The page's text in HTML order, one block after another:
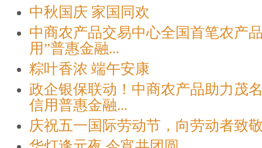
中秋国庆 家国同欢
中商农产品交易中心全国首笔农产
用”普惠金融...
粽叶香浓 端午安康
政企银保联动！中商农产品助力茂
信用普惠金融...
庆祝五一国际劳动节，向劳动者致